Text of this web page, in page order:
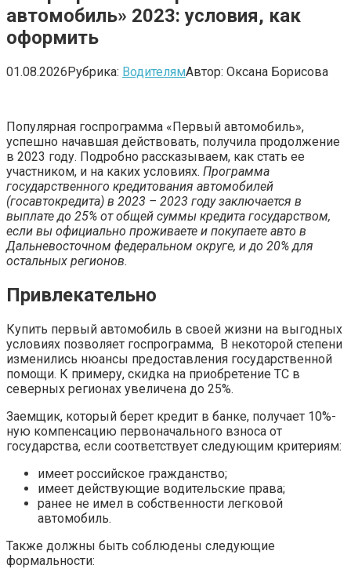
автомобиль» 2023: условия, как
оформить
01.08.2026Рубрика: ВодителямАвтор: Оксана Борисова
Популярная госпрограмма «Первый автомобиль»,
успешно начавшая действовать, получила продолжение
в 2023 году. Подробно рассказываем, как стать ее
участником, и на каких условиях. Программа
государственного кредитования автомобилей
(госавтокредита) в 2023 – 2023 году заключается в
выплате до 25% от общей суммы кредита государством,
если вы официально проживаете и покупаете авто в
Дальневосточном федеральном округе, и до 20% для
остальных регионов.
Привлекательно
Купить первый автомобиль в своей жизни на выгодных
условиях позволяет госпрограмма, В некоторой степени
изменились нюансы предоставления государственной
помощи. К примеру, скидка на приобретение ТС в
северных регионах увеличена до 25%.
Заемщик, который берет кредит в банке, получает 10%-
ную компенсацию первоначального взноса от
государства, если соответствует следующим критериям:
имеет российское гражданство;
имеет действующие водительские права;
ранее не имел в собственности легковой
автомобиль.
Также должны быть соблюдены следующие
формальности: